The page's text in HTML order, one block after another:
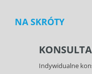
NA SKRÓTY
Indywidualne